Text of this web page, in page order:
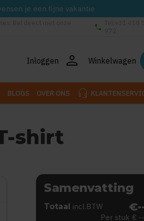
je een fijne vakantie
phone
Inloggen person Winkelwagen
BLOGS OVER ONS headset_mic
shirt
Samenvatting
Totaal incl.BTW
Per stuk €